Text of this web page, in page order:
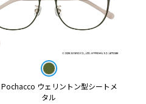
ウェリントン型シートメ
タル